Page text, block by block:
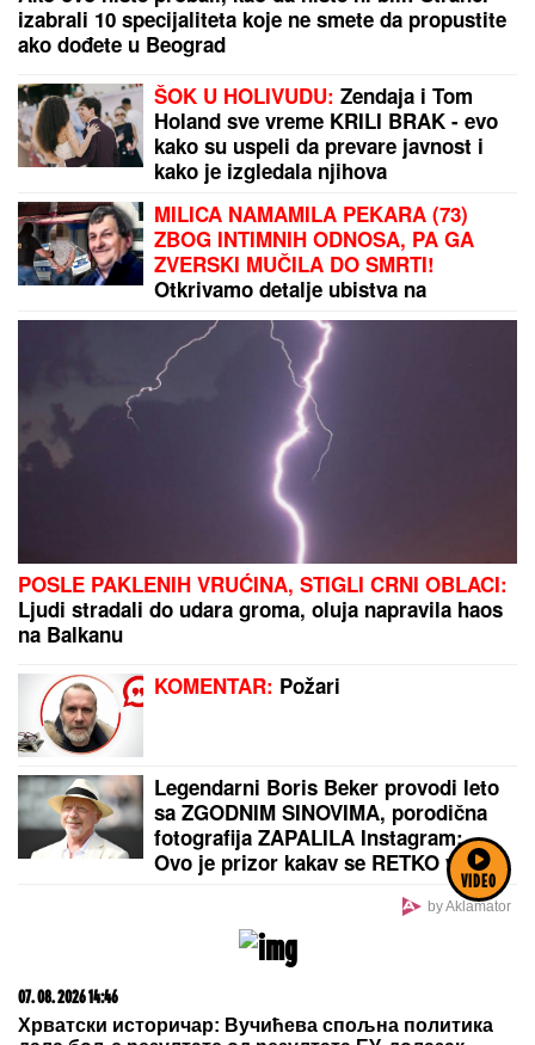
VIDEO
izabrali 10 specijaliteta koje ne smete da propustite
ako dođete u Beograd
ŠOK U HOLIVUDU: Zendaja i Tom
Holand sve vreme KRILI BRAK - evo
kako su uspeli da prevare javnost i
kako je izgledala njihova
MILICA NAMAMILA PEKARA (73)
ZBOG INTIMNIH ODNOSA, PA GA
ZVERSKI MUČILA DO SMRTI!
Otkrivamo detalje ubistva na
Karaburmi koji LEDE KRV: Izdahnuo
u najgorim mukama dok su ga
osumnjičeni pljačkali
POSLE PAKLENIH VRUĆINA, STIGLI CRNI OBLACI:
Ljudi stradali do udara groma, oluja napravila haos
na Balkanu
KOMENTAR: Požari
Legendarni Boris Beker provodi leto
sa ZGODNIM SINOVIMA, porodična
fotografija ZAPALILA Instagram:
Ovo je prizor kakav se RETKO viđa!
by Aklamator
07. 08. 2026 14:46
Хрватски историчар: Вучићева спољна политика